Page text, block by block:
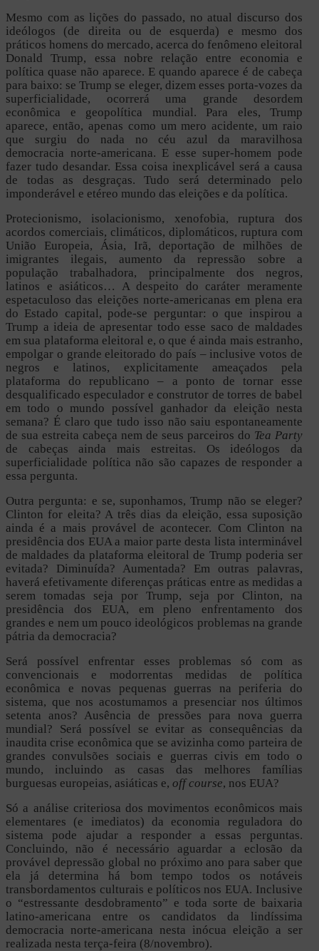
Mesmo com as lições do passado, no atual discurso dos
ideólogos (de direita ou de esquerda) e mesmo dos
práticos homens do mercado, acerca do fenômeno eleitoral
Donald Trump, essa nobre relação entre economia e
política quase não aparece. E quando aparece é de cabeça
para baixo: se Trump se eleger, dizem esses porta-vozes da
superficialidade, ocorrerá uma grande desordem
econômica e geopolítica mundial. Para eles, Trump
aparece, então, apenas como um mero acidente, um raio
que surgiu do nada no céu azul da maravilhosa
democracia norte-americana. E esse super-homem pode
fazer tudo desandar. Essa coisa inexplicável será a causa
de todas as desgraças. Tudo será determinado pelo
imponderável e etéreo mundo das eleições e da política.
Protecionismo, isolacionismo, xenofobia, ruptura dos
acordos comerciais, climáticos, diplomáticos, ruptura com
União Europeia, Ásia, Irã, deportação de milhões de
imigrantes ilegais, aumento da repressão sobre a
população trabalhadora, principalmente dos negros,
latinos e asiáticos… A despeito do caráter meramente
espetaculoso das eleições norte-americanas em plena era
do Estado capital, pode-se perguntar: o que inspirou a
Trump a ideia de apresentar todo esse saco de maldades
em sua plataforma eleitoral e, o que é ainda mais estranho,
empolgar o grande eleitorado do país – inclusive votos de
negros e latinos, explicitamente ameaçados pela
plataforma do republicano – a ponto de tornar esse
desqualificado especulador e construtor de torres de babel
em todo o mundo possível ganhador da eleição nesta
semana? É claro que tudo isso não saiu espontaneamente
de sua estreita cabeça nem de seus parceiros do Tea Party
de cabeças ainda mais estreitas. Os ideólogos da
superficialidade política não são capazes de responder a
essa pergunta.
Outra pergunta: e se, suponhamos, Trump não se eleger?
Clinton for eleita? A três dias da eleição, essa suposição
ainda é a mais provável de acontecer. Com Clinton na
presidência dos EUA a maior parte desta lista interminável
de maldades da plataforma eleitoral de Trump poderia ser
evitada? Diminuída? Aumentada? Em outras palavras,
haverá efetivamente diferenças práticas entre as medidas a
serem tomadas seja por Trump, seja por Clinton, na
presidência dos EUA, em pleno enfrentamento dos
grandes e nem um pouco ideológicos problemas na grande
pátria da democracia?
Será possível enfrentar esses problemas só com as
convencionais e modorrentas medidas de política
econômica e novas pequenas guerras na periferia do
sistema, que nos acostumamos a presenciar nos últimos
setenta anos? Ausência de pressões para nova guerra
mundial? Será possível se evitar as consequências da
inaudita crise econômica que se avizinha como parteira de
grandes convulsões sociais e guerras civis em todo o
mundo, incluindo as casas das melhores famílias
burguesas europeias, asiáticas e, off course, nos EUA?
Só a análise criteriosa dos movimentos econômicos mais
elementares (e imediatos) da economia reguladora do
sistema pode ajudar a responder a essas perguntas.
Concluindo, não é necessário aguardar a eclosão da
provável depressão global no próximo ano para saber que
ela já determina há bom tempo todos os notáveis
transbordamentos culturais e políticos nos EUA. Inclusive
o “estressante desdobramento” e toda sorte de baixaria
latino-americana entre os candidatos da lindíssima
democracia norte-americana nesta inócua eleição a ser
realizada nesta terça-feira (8/novembro).